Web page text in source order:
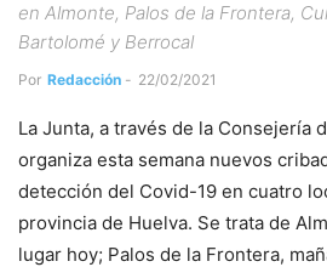
en Almonte, Palos de la Frontera,
Bartolomé y Berrocal
Por Redacción - 22/02/2021
La Junta, a través de la Consejería
organiza esta semana nuevos
detección del Covid-19 en cuatro
provincia de Huelva. Se trata de
lugar hoy; Palos de la Frontera,